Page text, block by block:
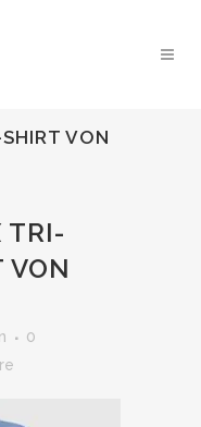
VON
TRI-
VON
0